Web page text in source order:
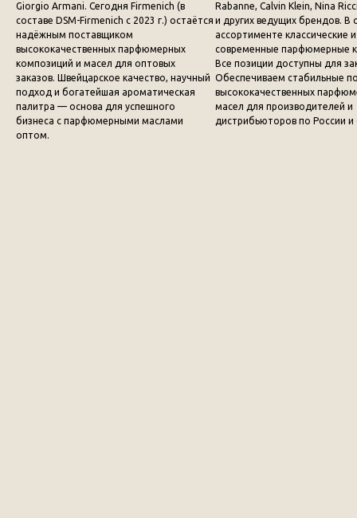
Giorgio Armani. Сегодня Firmenich (в
составе DSM-Firmenich с 2023 г.) остаётся
надёжным поставщиком
высококачественных парфюмерных
композиций и масел для оптовых
заказов. Швейцарское качество, научный
подход и богатейшая ароматическая
палитра — основа для успешного
бизнеса с парфюмерными маслами
оптом.
Rabanne, Calvin Klein, Nina
и других ведущих брендов. В
ассортименте классические и
современные парфюмерные
Все позиции доступны для
Обеспечиваем стабильные
высококачественных
масел для производителей и
дистрибьюторов по России и